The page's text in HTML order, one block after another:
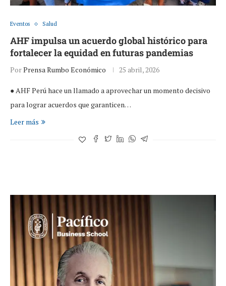
Eventos Salud
AHF impulsa un acuerdo global histórico para
fortalecer la equidad en futuras pandemias
PorPrensa Rumbo Económico 25 abril, 2026
● AHF Perú hace un llamado a aprovechar un momento decisivo
para lograr acuerdos que garanticen…
Leer más